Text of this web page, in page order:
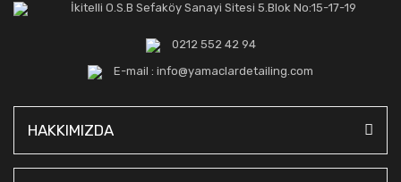
İkitelli O.S.B Sefaköy Sanayi Sitesi 5.Blok No:15-17-19
0212 552 42 94
E-mail : info@yamaclardetailing.com
HAKKIMIZDA